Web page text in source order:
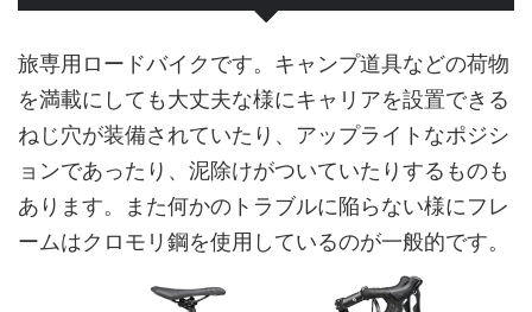
旅専用ロードバイクです。キャンプ道具などの荷物
を満載にしても大丈夫な様にキャリアを設置できる
ねじ穴が装備されていたり、アップライトなポジシ
ョンであったり、泥除けがついていたりするものも
あります。また何かのトラブルに陥らない様にフレ
ームはクロモリ鋼を使用しているのが一般的です。